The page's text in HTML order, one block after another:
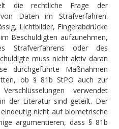
die rechtliche Frage der
Daten im Strafverfahren.
Lichtbilder, Fingerabdrücke
Beschuldigten aufzunehmen,
Strafverfahrens oder des
muss nicht aktiv daran
durchgeführte Maßnahmen
ob § 81b StPO auch zur
verwendet
der Literatur sind geteilt. Der
nicht auf biometrische
argumentieren, dass § 81b